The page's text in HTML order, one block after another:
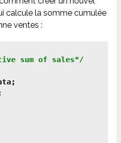
calcule la somme cumulée
ventes :